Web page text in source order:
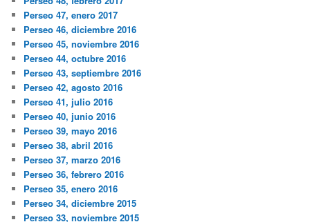
Perseo 47, enero 2017
Perseo 46, diciembre 2016
Perseo 45, noviembre 2016
Perseo 44, octubre 2016
Perseo 43, septiembre 2016
Perseo 42, agosto 2016
Perseo 41, julio 2016
Perseo 40, junio 2016
Perseo 39, mayo 2016
Perseo 38, abril 2016
Perseo 37, marzo 2016
Perseo 36, febrero 2016
Perseo 35, enero 2016
Perseo 34, diciembre 2015
Perseo 33, noviembre 2015